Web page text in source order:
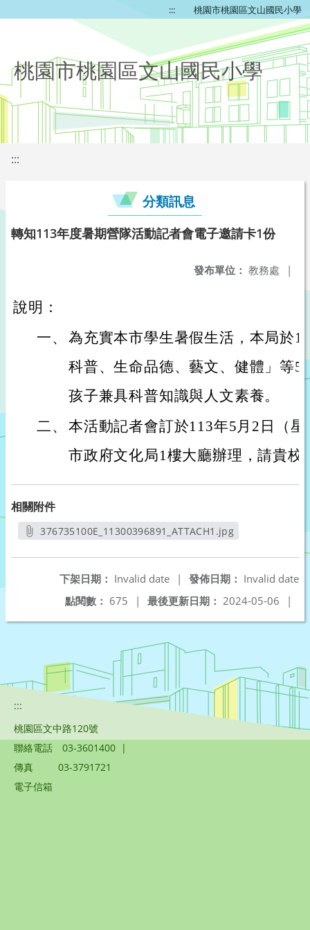
::: 桃園市桃園區文山國民小學
桃園市桃園區文山國民小學
:::
分類訊息
轉知113年度暑期營隊活動記者會電子邀請卡1份
發布單位： 教務處 |
說明：
一、 為充實本市學生暑假生活，本局於
科普、生命品德、藝文、健體」等5
孩子兼具科普知識與人文素養。
二、 本活動記者會訂於113年5月2日（
市政府文化局1樓大廳辦理，請貴校
相關附件
376735100E_11300396891_ATTACH1.jpg
發佈日期： Invalid date
下架日期： Invalid date
|
最後更新日期： 2024-05-06 |
點閱數： 675 |
:::
桃園區文中路120號
聯絡電話
03-3601400 |
傳真
03-3791721
電子信箱